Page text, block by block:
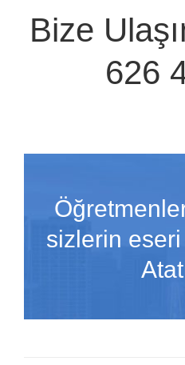
Bize
626
sizlerin eseri